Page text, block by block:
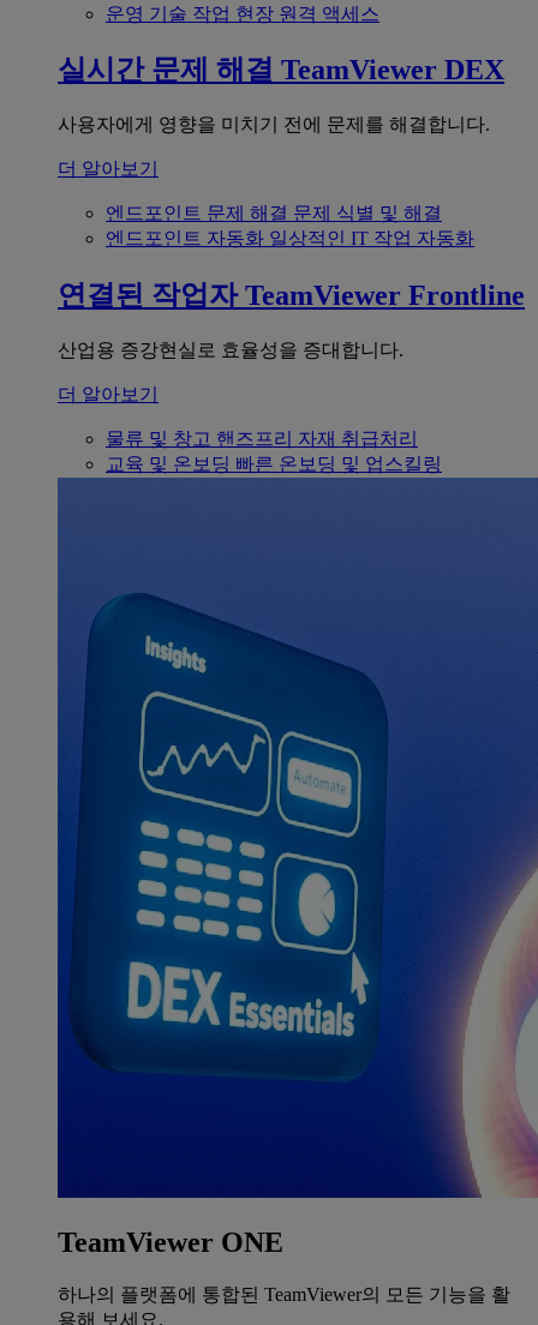
운영 기술 작업 현장 원격 액세스
실시간 문제 해결 TeamViewer DEX
사용자에게 영향을 미치기 전에 문제를 해결합니다.
더 알아보기
엔드포인트 문제 해결 문제 식별 및 해결
엔드포인트 자동화 일상적인 IT 작업 자동화
연결된 작업자 TeamViewer Frontline
산업용 증강현실로 효율성을 증대합니다.
더 알아보기
물류 및 창고 핸즈프리 자재 취급처리
교육 및 온보딩 빠른 온보딩 및 업스킬링
TeamViewer ONE
하나의 플랫폼에 통합된 TeamViewer의 모든 기능을 활
용해 보세요.